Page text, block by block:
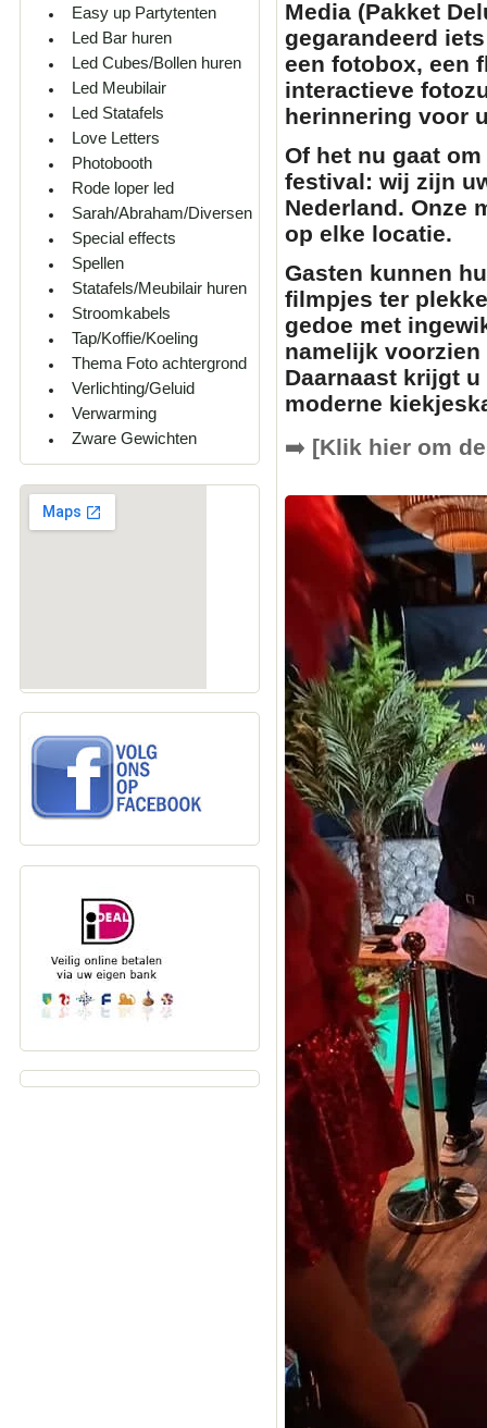
Easy up Partytenten
Led Bar huren
Led Cubes/Bollen huren
Led Meubilair
Led Statafels
Love Letters
Photobooth
Rode loper led
Sarah/Abraham/Diversen
Special effects
Spellen
Statafels/Meubilair huren
Stroomkabels
Tap/Koffie/Koeling
Thema Foto achtergrond
Verlichting/Geluid
Verwarming
Zware Gewichten
Media (Pakket
gegarandeerd
een fotobox, een
interactieve
herinnering voor
Of het nu gaat
festival: wij zijn
Nederland. Onze
op elke locatie.
Gasten kunnen
filmpjes ter
gedoe met
namelijk
Daarnaast krijgt
moderne
➡️ [Klik hier om